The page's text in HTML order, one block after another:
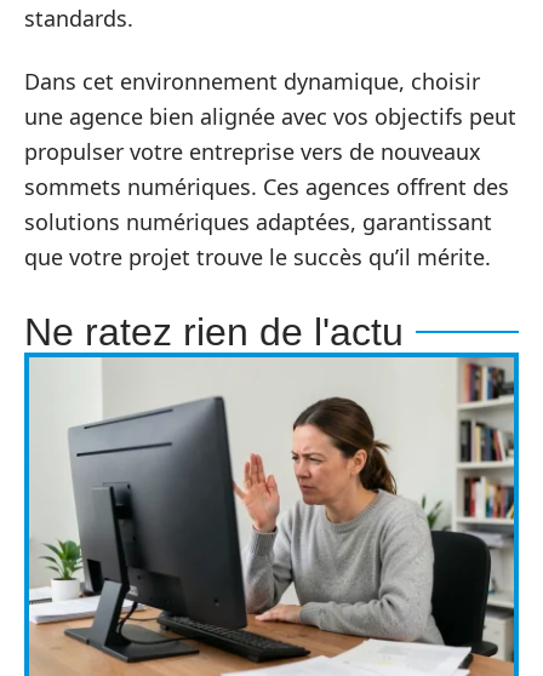
standards.
Dans cet environnement dynamique, choisir
une agence bien alignée avec vos objectifs peut
propulser votre entreprise vers de nouveaux
sommets numériques. Ces agences offrent des
solutions numériques adaptées, garantissant
que votre projet trouve le succès qu’il mérite.
Ne ratez rien de l'actu